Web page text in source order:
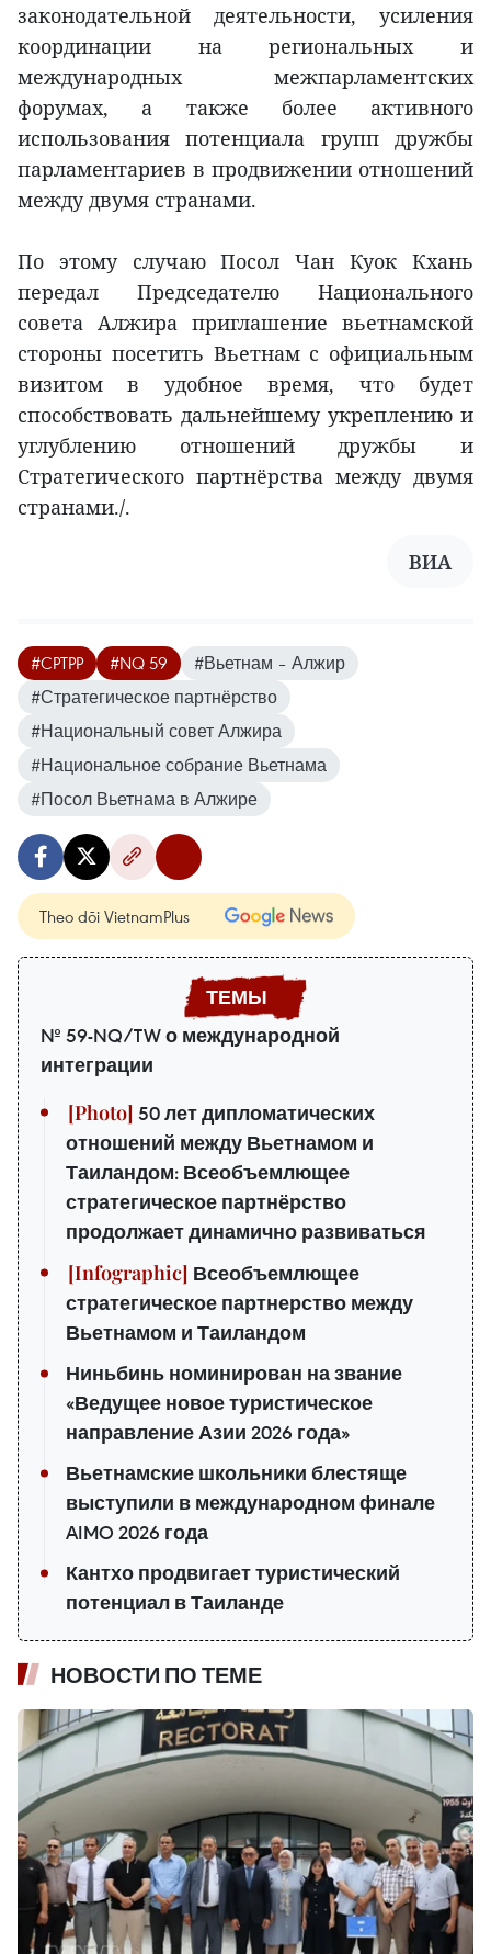
законодательной деятельности, усиления
координации на региональных и
международных межпарламентских
форумах, а также более активного
использования потенциала групп дружбы
парламентариев в продвижении отношений
между двумя странами.
По этому случаю Посол Чан Куок Кхань
передал Председателю Национального
совета Алжира приглашение вьетнамской
стороны посетить Вьетнам с официальным
визитом в удобное время, что будет
способствовать дальнейшему укреплению и
углублению отношений дружбы и
Стратегического партнёрства между двумя
странами./.
ВИА
#CPTPP #NQ 59
#Вьетнам – Алжир
#Стратегическое партнёрство
#Национальный совет Алжира
#Национальное собрание Вьетнама
#Посол Вьетнама в Алжире
Theo dõi VietnamPlus
№ 59-NQ/TW о международной
интеграции
50 лет дипломатических
отношений между Вьетнамом и
Таиландом: Всеобъемлющее
стратегическое партнёрство
продолжает динамично развиваться
Всеобъемлющее
стратегическое партнерство между
Вьетнамом и Таиландом
Ниньбинь номинирован на звание
«Ведущее новое туристическое
направление Азии 2026 года»
Вьетнамские школьники блестяще
выступили в международном финале
AIMO 2026 года
Кантхо продвигает туристический
потенциал в Таиланде
НОВОСТИ ПО ТЕМЕ